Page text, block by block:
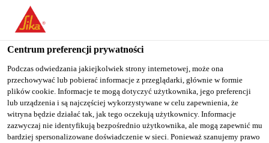
You are accessing "Sika Poland", it seems you are accessing it
from "Stany Zjednoczone". We have a dedicated website for your
country.
TO
SIKA
USA
STAY ON THE SIKA
POLAND WEBSITE
SELECT A
COUNTRY
Sika Poland
Centrum preferencji prywatności
Podczas odwiedzania jakiejkolwiek strony internetowej, może ona
przechowywać lub pobierać informacje z przeglądarki, głównie w formie
plików cookie. Informacje te mogą dotyczyć użytkownika, jego preferencji
lub urządzenia i są najczęściej wykorzystywane w celu zapewnienia, że
witryna będzie działać tak, jak tego oczekują użytkownicy. Informacje
zazwyczaj nie identyfikują bezpośrednio użytkownika, ale mogą zapewnić mu
bardziej spersonalizowane doświadczenie w sieci. Ponieważ szanujemy prawo